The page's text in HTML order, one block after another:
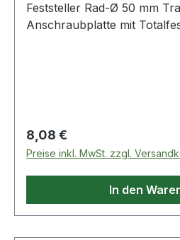
Feststeller Rad-Ø 50 mm Tragfähigkeit 50 kg mit
Anschraubplatte mit
PlattenbefestigungWeitere
Eigenschaften:· Oberfläche
Schraubloch-Ø: 6,3mm·
Schraublochentfernung:
Ergänzung: Standard·
Material Gehäuse:
Regulärer Preis:
8,08 €
Preise inkl. MwSt. zzgl.
In den